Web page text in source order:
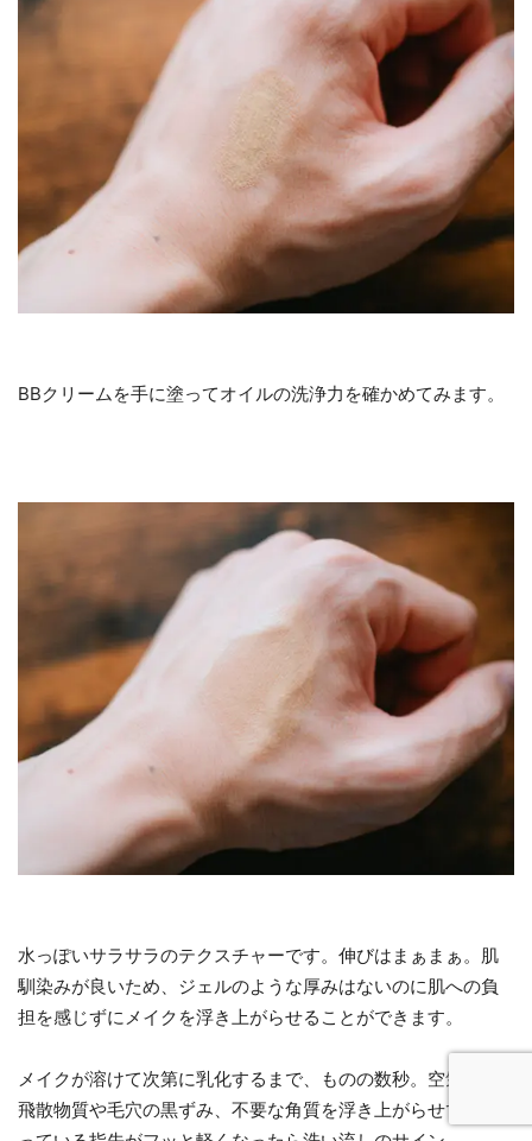
BBクリームを手に塗ってオイルの洗浄力を確かめてみます。
水っぽいサラサラのテクスチャーです。伸びはまぁまぁ。肌
馴染みが良いため、ジェルのような厚みはないのに肌への負
担を感じずにメイクを浮き上がらせることができます。
メイクが溶けて次第に乳化するまで、ものの数秒。空気中の
飛散物質や毛穴の黒ずみ、不要な角質を浮き上がらせて、塗